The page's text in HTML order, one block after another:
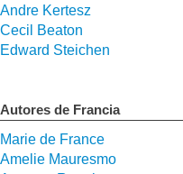
Andre Kertesz
Cecil Beaton
Edward Steichen
Autores de Francia
Marie de France
Amelie Mauresmo